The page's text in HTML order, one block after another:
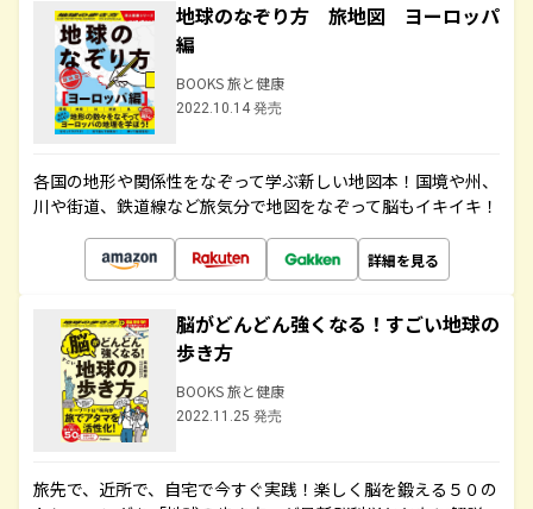
地球のなぞり方 旅地図 ヨーロッパ
編
BOOKS 旅と健康
2022.10.14 発売
各国の地形や関係性をなぞって学ぶ新しい地図本！国境や州、
川や街道、鉄道線など旅気分で地図をなぞって脳もイキイキ！
詳細を見る
脳がどんどん強くなる！すごい地球の
歩き方
BOOKS 旅と健康
2022.11.25 発売
旅先で、近所で、自宅で今すぐ実践！楽しく脳を鍛える５０の